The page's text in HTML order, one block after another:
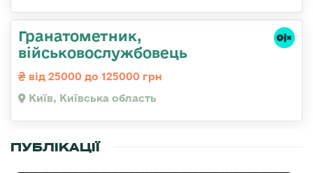
Гранатометник,
військовослужбовець
від 25000 до 125000 грн
Київ, Київська область
ПУБЛІКАЦІЇ